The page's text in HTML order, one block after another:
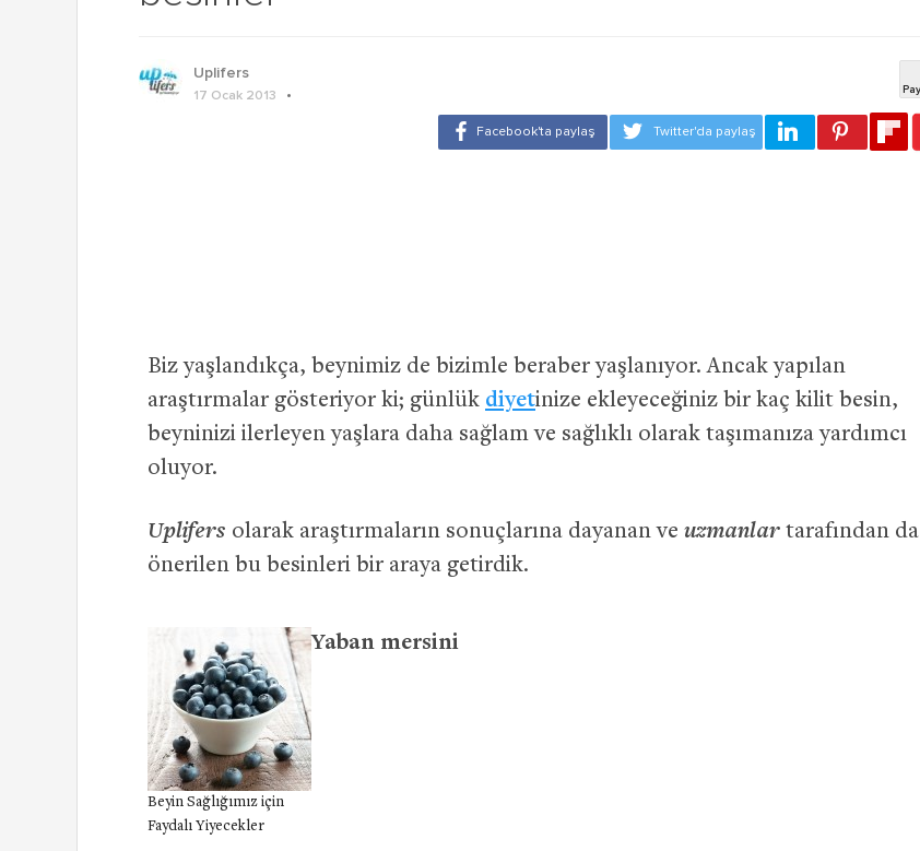
Uplifers
17 Ocak 2013
Biz yaşlandıkça, beynimiz de bizimle beraber yaşlanıyor. Ancak yapılan
araştırmalar gösteriyor ki; günlük diyetinize ekleyeceğiniz bir kaç kilit besin,
beyninizi ilerleyen yaşlara daha sağlam ve sağlıklı olarak taşımanıza yardımcı
oluyor.
Uplifers olarak araştırmaların sonuçlarına dayanan ve uzmanlar tarafından da
önerilen bu besinleri bir araya getirdik.
Beyin Sağlığımız için
Faydalı Yiyecekler
Yaban mersini